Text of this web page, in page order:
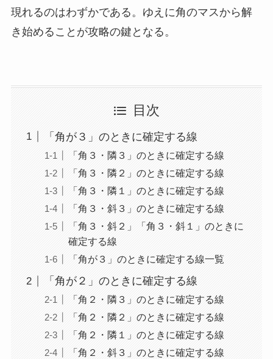
現れるのはわずかである。ゆえに角のマスから解
き始めることが攻略の鍵となる。
目次
「角が３」のときに確定する線
「角３・隣３」のときに確定する線
「角３・隣２」のときに確定する線
「角３・隣１」のときに確定する線
「角３・斜３」のときに確定する線
「角３・斜２」「角３・斜１」のときに
確定する線
「角が３」のときに確定する線一覧
「角が２」のときに確定する線
「角２・隣３」のときに確定する線
「角２・隣２」のときに確定する線
「角２・隣１」のときに確定する線
「角２・斜３」のときに確定する線